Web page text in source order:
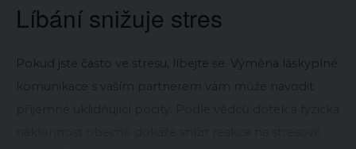
Líbání snižuje stres
Pokud jste často ve stresu, líbejte se. Výměna láskyplné